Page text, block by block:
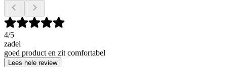
4/5
zadel
goed product en zit comfortabel
Lees hele review